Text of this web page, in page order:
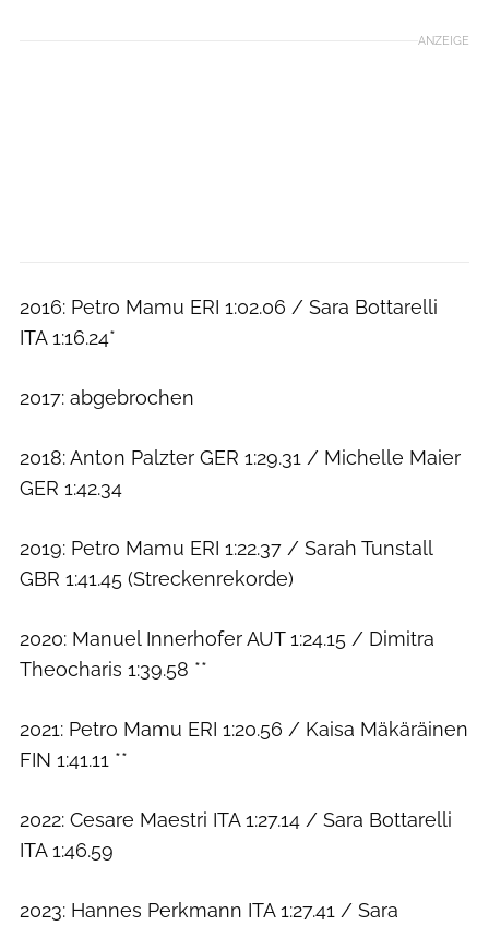
ANZEIGE
2016: Petro Mamu ERI 1:02.06 / Sara Bottarelli
ITA 1:16.24*
2017: abgebrochen
2018: Anton Palzter GER 1:29.31 / Michelle Maier
GER 1:42.34
2019: Petro Mamu ERI 1:22.37 / Sarah Tunstall
GBR 1:41.45 (Streckenrekorde)
2020: Manuel Innerhofer AUT 1:24.15 / Dimitra
Theocharis 1:39.58 **
2021: Petro Mamu ERI 1:20.56 / Kaisa Mäkäräinen
FIN 1:41.11 **
2022: Cesare Maestri ITA 1:27.14 / Sara Bottarelli
ITA 1:46.59
2023: Hannes Perkmann ITA 1:27.41 / Sara